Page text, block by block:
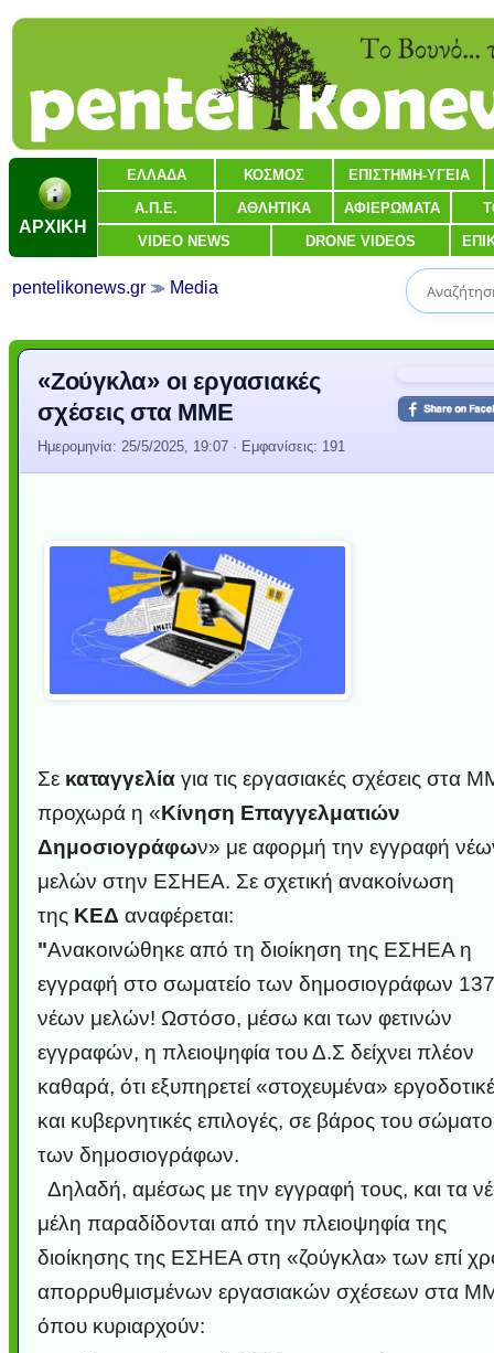
ΑΡΧΙΚΗ
ΕΛΛΑΔΑ ΚΟΣΜΟΣ ΕΠΙΣΤΗΜΗ-ΥΓΕΙΑ
Α.Π.Ε. ΑΘΛΗΤΙΚΑ ΑΦΙΕΡΩΜΑΤΑ
VIDEO NEWS DRONE VIDEOS
pentelikonews.gr Media
«Ζούγκλα» οι εργασιακές
σχέσεις στα ΜΜΕ
Ημερομηνία: 25/5/2025, 19:07 · Εμφανίσεις: 191
Σε καταγγελία για τις εργασιακές σχέσεις στα
προχωρά η «Κίνηση Επαγγελματιών
Δημοσιογράφων» με αφορμή την εγγραφή
μελών στην ΕΣΗΕΑ. Σε σχετική ανακοίνωση
της ΚΕΔ αναφέρεται:
"Ανακοινώθηκε από τη διοίκηση της ΕΣΗΕΑ η
εγγραφή στο σωματείο των δημοσιογράφων 137
νέων μελών! Ωστόσο, μέσω και των φετινών
εγγραφών, η πλειοψηφία του Δ.Σ δείχνει πλέον
καθαρά, ότι εξυπηρετεί «στοχευμένα»
και κυβερνητικές επιλογές, σε βάρος του
των δημοσιογράφων.
Δηλαδή, αμέσως με την εγγραφή τους, και τα
μέλη παραδίδονται από την πλειοψηφία της
διοίκησης της ΕΣΗΕΑ στη «ζούγκλα» των επί
απορρυθμισμένων εργασιακών σχέσεων στα
όπου κυριαρχούν:
τα μαλλιά
Σταθμός: Ο
καταιγίδα
από
στην
Αθήνας από το
φωτίσει τη Γη
λεοπάρδαλη
Νορβηγία που